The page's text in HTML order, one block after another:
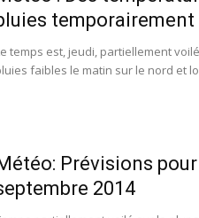
temps est, jeudi, partiellement
faibles le matin sur le nord et
Prévisions
2014